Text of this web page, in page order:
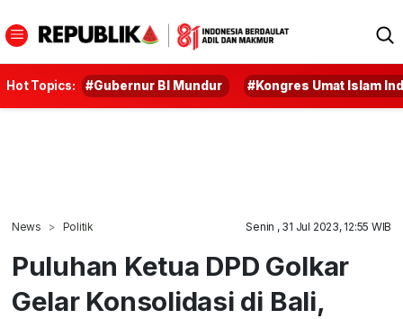
Hot Topics: #Gubernur BI Mundur #Kongres Umat Islam
News Politik Senin , 31 Jul 2023, 12:55 WIB
Puluhan Ketua DPD Golkar
Gelar Konsolidasi di Bali,